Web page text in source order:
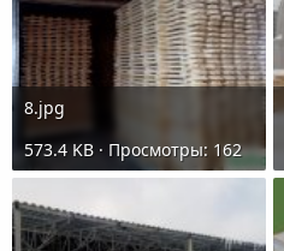
8.jpg
573.4 KB · Просмотры: 162